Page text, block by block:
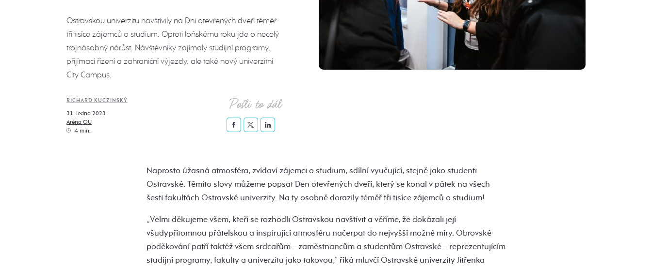
Ostravskou univerzitu navštívily na Dni otevřených dveří téměř
tři tisíce zájemců o studium. Oproti loňskému roku jde o necelý
trojnásobný nárůst. Návštěvníky zajímaly studijní programy,
přijímací řízení a zahraniční výjezdy, ale také nový univerzitní
City Campus.
RICHARD KUCZINSKÝ
31. ledna 2023
Aréna OU
4 min.
Pošli to dál
Naprosto úžasná atmosféra, zvídaví zájemci o studium, sdílní vyučující, stejně jako studenti
Ostravské. Těmito slovy můžeme popsat Den otevřených dveří, který se konal v pátek na všech
šesti fakultách Ostravské univerzity. Na ty osobně dorazily téměř tři tisíce zájemců o studium!
„Velmi děkujeme všem, kteří se rozhodli Ostravskou navštívit a věříme, že dokázali její
všudypřítomnou přátelskou a inspirující atmosféru načerpat do nejvyšší možné míry. Obrovské
poděkování patří taktéž všem srdcařům – zaměstnancům a studentům Ostravské – reprezentujícím
studijní programy, fakulty a univerzitu jako takovou,“ říká mluvčí Ostravské univerzity Jitřenka